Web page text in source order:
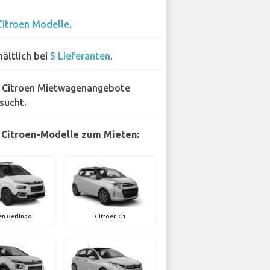
Modelle.
bei 5 Lieferanten.
Citroen Mietwagenangebote
Modelle zum Mieten:
Berlingo Citroen C1